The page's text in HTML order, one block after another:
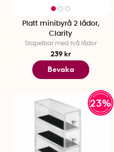
Platt minibyrå 2 lådor,
Clarity
Stapelbar med två lådor
239 kr
Bevaka
23%